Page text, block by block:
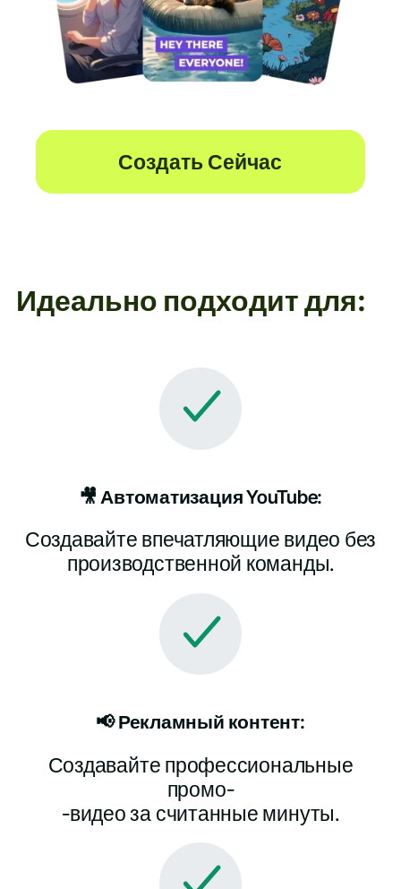
Создать Сейчас
Идеально подходит для:
🎥 Автоматизация YouTube:
Создавайте впечатляющие видео без
производственной команды.
📢 Рекламный контент:
Создавайте профессиональные
промо-
-видео за считанные минуты.